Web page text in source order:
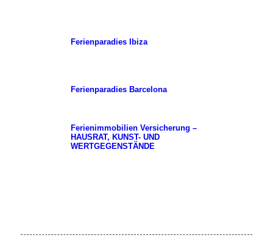
Ferienparadies Ibiza
Ferienparadies Barcelona
Ferienimmobilien Versicherung –
HAUSRAT, KUNST- UND
WERTGEGENSTÄNDE